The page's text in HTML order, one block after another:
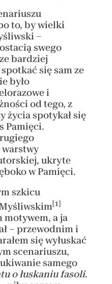
to, by wielki
–
swego
bardziej
się sam ze
było
i
od tego, z
życia spotykał się
Pamięci.
warstwy
ukryte
w Pamięci.
szkicu
[1]
motywem, a ja
– przewodnim i
się wyłuskać
scenariuszu,
samego
o łuskaniu fasoli.